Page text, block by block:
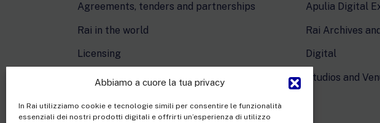
Abbiamo a cuore la tua privacy
In Rai utilizziamo cookie e tecnologie simili per consentire le funzionalità
essenziali dei nostri prodotti digitali e offrirti un’esperienza di utilizzo
Agreements, tenders and partnerships Apulia Digital
Rai in the world Rai Archives
Licensing Digital
Cartoons On The Bay Studios and